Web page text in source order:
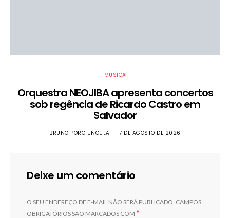
MÚSICA
Orquestra NEOJIBA apresenta concertos
sob regência de Ricardo Castro em
Salvador
BRUNO PORCIUNCULA 7 DE AGOSTO DE 2026
Deixe um comentário
O SEU ENDEREÇO DE E-MAIL NÃO SERÁ PUBLICADO. CAMPOS
OBRIGATÓRIOS SÃO MARCADOS COM *